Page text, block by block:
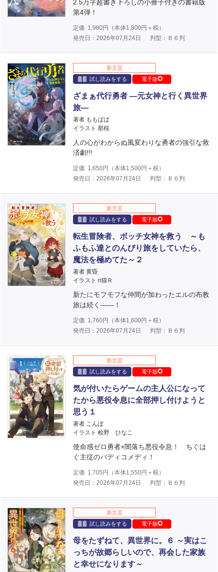
2.5万字超書き下ろしの小冊子付きの書籍版
第4弾！
定価 1,980円（本体1,800円＋税）
発売日：2026年07月24日
判型：Ｂ６判
新文芸
試し読みをする
電子版
ざまぁ代行勇者 ―元女神と行く異世界
旅―
著者 ももぱぱ
イラスト 那桜
人の心がわからぬ風変わりな勇者の強引な救
済劇!!!
定価 1,650円（本体1,500円＋税）
発売日：2026年07月24日
判型：Ｂ６判
新文芸
試し読みをする
電子版
転生冒険者、ボッチ女神を救う ～も
ふもふ達とのんびり旅をしていたら、
魔法を極めてた～２
著者 黄昏
イラスト п猫Ｒ
新たにモフモフな仲間が加わったエルの布教
旅は続く――！
定価 1,760円（本体1,600円＋税）
発売日：2026年07月24日
判型：Ｂ６判
新文芸
試し読みをする
電子版
気が付いたらゲームの主人公になって
たから悪役令息に全部押し付けようと
思う１
著者 こんぽ
イラスト 桧野 ひなこ
使命感ゼロ勇者×闇落ち悪役令息！ ちぐは
ぐ主従のバディコメディ！
定価 1,705 円（本体1,550円＋税）
発売日：2026年07月24日
判型：Ｂ６判
新文芸
試し読みをする
電子版
母をたずねて、異世界に。６ ～実はこ
っちが故郷らしいので、再会した家族
と幸せになります～